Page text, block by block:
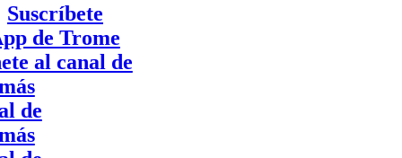
Suscríbete
de Trome
canal de